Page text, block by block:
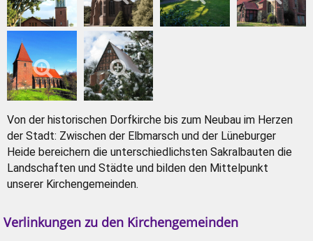
Von der historischen Dorfkirche bis zum Neubau im Herzen
der Stadt: Zwischen der Elbmarsch und der Lüneburger
Heide bereichern die unterschiedlichsten Sakralbauten die
Landschaften und Städte und bilden den Mittelpunkt
unserer Kirchengemeinden.
Verlinkungen zu den Kirchengemeinden